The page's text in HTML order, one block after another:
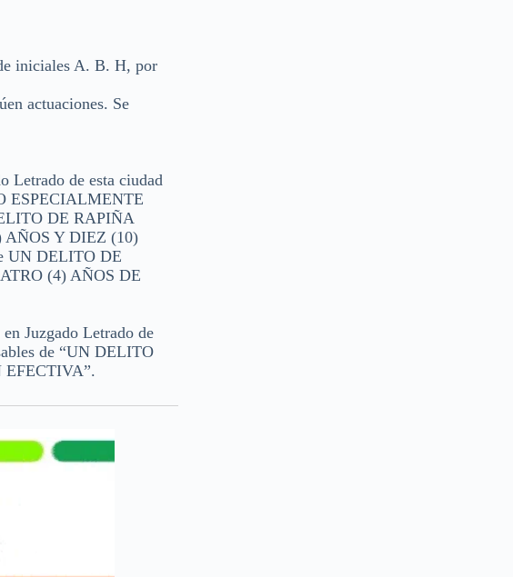
iniciales A. B. H, por
actuaciones. Se
Letrado de esta ciudad
ESPECIALMENTE
DE RAPIÑA
AÑOS Y DIEZ (10)
UN DELITO DE
(4) AÑOS DE
Juzgado Letrado de
de “UN DELITO
EFECTIVA”.